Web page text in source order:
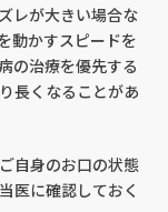
レが大きい場合な
動かすスピードを
の治療を優先する
長くなることがあ
自身のお口の状態
医に確認しておく